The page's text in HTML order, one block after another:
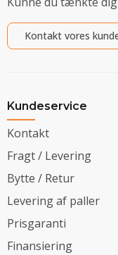
Kontakt vores
Kundeservice
Kontakt
Fragt / Levering
Bytte / Retur
Levering af paller
Prisgaranti
Finansiering